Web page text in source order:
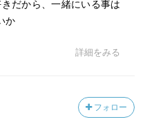
だから、一緒にいる事は
か
詳細をみる
フォロー